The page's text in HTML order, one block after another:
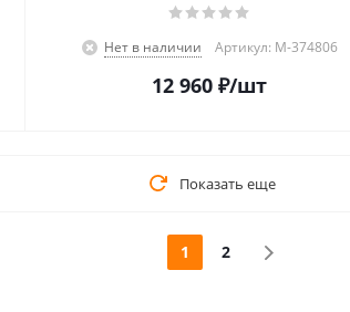
Нет в наличии Артикул: M-374806
12 960 ₽/шт
Показать еще
1 2